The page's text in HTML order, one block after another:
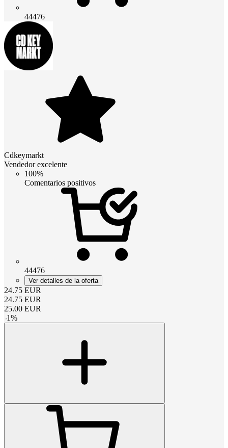
44476
Cdkeymarkt
Vendedor excelente
100%
Comentarios positivos
44476
Ver detalles de la oferta
24.75 EUR
24.75 EUR
25.00 EUR
-1%